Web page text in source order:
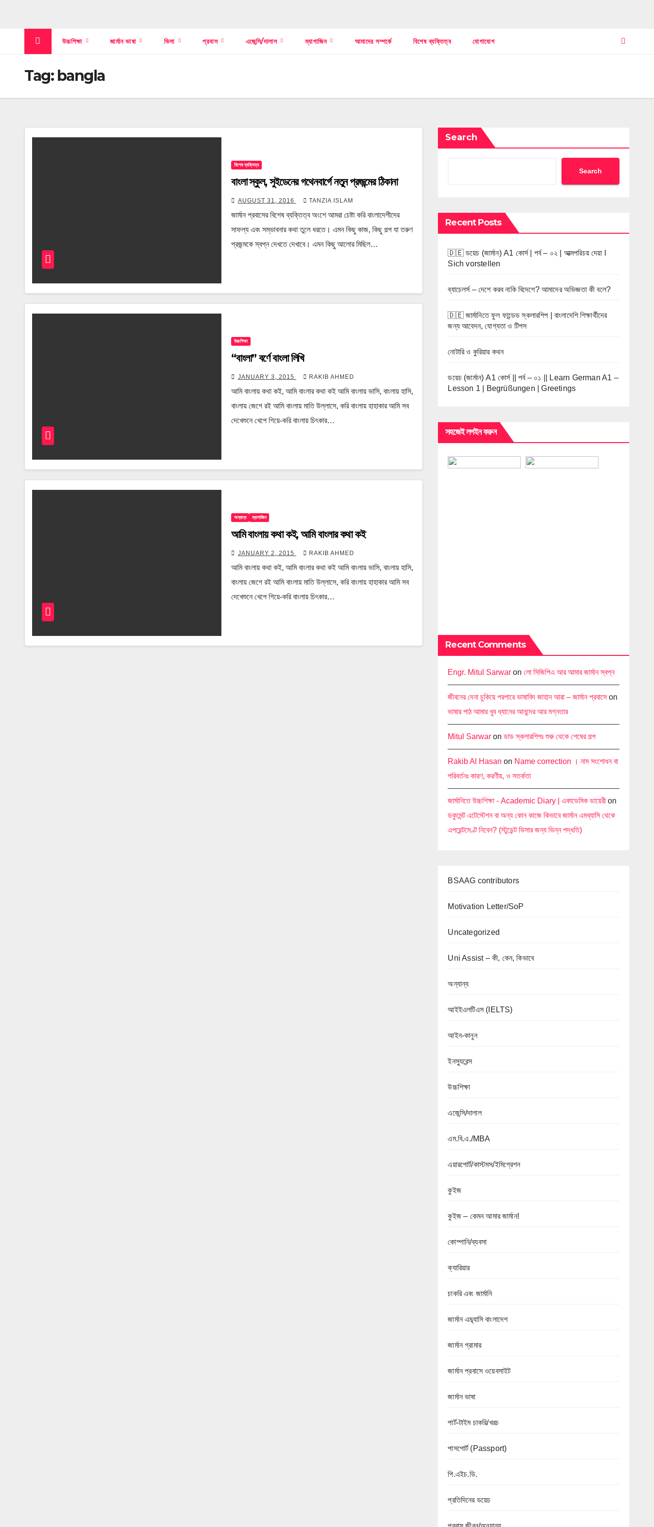
উচ্চশিক্ষা জার্মান ভাষা ভিসা প্রবাস এজেন্সি/দালাল ম্যাগাজিন আমাদের সম্পর্কে বিশেষ ব্যক্তিত্ব যোগাযোগ
Tag: bangla
বিশেষ ব্যক্তিত্ব
বাংলা স্কুল, সুইডেনের গথেনবার্গে নতুন প্রজন্মের ঠিকানা
AUGUST 31, 2016 TANZIA ISLAM
জার্মান প্রবাসের বিশেষ ব্যক্তিত্ব অংশে আমরা চেষ্টা করি বাংলাদেশীদের
সাফল্য এবং সম্ভাবনার কথা তুলে ধরতে। এমন কিছু কাজ, কিছু গল্প যা তরুণ
প্রজন্মকে স্বপ্ন দেখতে দেখাবে। এমন কিছু আলোর মিছিল…
উচ্চশিক্ষা
“বাংলা” বর্ণে বাংলা লিখি
JANUARY 3, 2015 RAKIB AHMED
আমি বাংলায় কথা কই, আমি বাংলার কথা কই আমি বাংলায় ভাসি, বাংলায় হাসি,
বাংলায় জেগে রই আমি বাংলায় মাতি উল্লাসে, করি বাংলায় হাহাকার আমি সব
দেখেশুনে খেপে গিয়ে-করি বাংলায় চিৎকার…
অন্যান্য ম্যাগাজিন
আমি বাংলায় কথা কই, আমি বাংলার কথা কই
JANUARY 2, 2015 RAKIB AHMED
আমি বাংলায় কথা কই, আমি বাংলার কথা কই আমি বাংলায় ভাসি, বাংলায় হাসি,
বাংলায় জেগে রই আমি বাংলায় মাতি উল্লাসে, করি বাংলায় হাহাকার আমি সব
দেখেশুনে খেপে গিয়ে-করি বাংলায় চিৎকার…
Search
Search
Recent Posts
🇩🇪 ডয়েচ (জার্মান) A1 কোর্স | পর্ব – ০২ | আত্মপরিচয় দেয়া l
Sich vorstellen
ব্যাচেলর্স – দেশে করব নাকি বিদেশে? আমাদের অভিজ্ঞতা কী বলে?
🇩🇪 জার্মানিতে ফুল ফান্ডেড স্কলারশিপ | বাংলাদেশি শিক্ষার্থীদের
জন্য আবেদন, যোগ্যতা ও টিপস
নোটারি ও কুরিয়ার কথন
ডয়েচ (জার্মান) A1 কোর্স || পর্ব – ০১ || Learn German A1 –
Lesson 1 | Begrüßungen | Greetings
সহজেই লগইন করুন
Recent Comments
Engr. Mitul Sarwar onলো সিজিপিএ আর আমার জার্মান স্বপ্ন
জীবনের দেনা চুকিয়ে পরপারে ভাষাবিদ জাহান আরা – জার্মান প্রবাসেon
ভাষার পাঠ আমার খুব ধ্যানের আনন্দের আর মগ্নতার
Mitul Sarwar onডাড স্কলারশিপঃ শুরু থেকে শেষের গল্প
Rakib Al Hasan on Name correction । নাম সংশোধন বা
পরিবর্তনঃ কারণ, করণীয়, ও সতর্কতা
জার্মানিতে উচ্চশিক্ষা - Academic Diary | একাডেমিক ডায়েরী on
ডকুমেন্ট এটেস্টেশন বা অন্য কোন কাজে কিভাবে জার্মান এমব্যাসি থেকে
এপয়েন্টমেণ্ট নিবেন? (স্টুডেন্ট ভিসার জন্য ভিন্ন পদ্ধতি)
BSAAG contributors
Motivation Letter/SoP
Uncategorized
Uni Assist – কী, কেন, কিভাবে
অন্যান্য
আইইএলটিএস (IELTS)
আইন-কানুন
ইনস্যুরেন্স
উচ্চশিক্ষা
এজেন্সি/দালাল
এম.বি.এ./MBA
এয়ারপোর্ট/কাস্টমস/ইমিগ্রেশন
কুইজ
কুইজ – কেমন আমার জার্মান!
কোম্পানি/ব্যবসা
ক্যারিয়ার
চাকরি এবং জার্মানি
জার্মান এম্ব্যাসি বাংলাদেশ
জার্মান গ্রামার
জার্মান প্রবাসে ওয়েবসাইট
জার্মান ভাষা
পার্ট-টাইম চাকরি/খরচ
পাসপোর্ট (Passport)
পি.এইচ.ডি.
প্রতিদিনের ডয়েচ